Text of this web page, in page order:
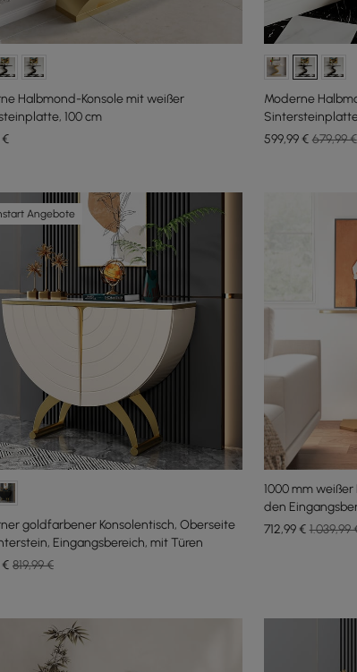
Halbmond-Konsole mit weißer
100 cm
€
Moderne
599,99€ 679,99 €
Angebote
goldfarbener Konsolentisch, Oberseite
Eingangsbereich, mit Türen
€ 819,99 €
1000 mm
den
Metallbeine
712,99€ 1.039,99